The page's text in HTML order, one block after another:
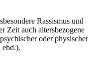
Rassismus und
Zeit auch altersbezogene
oder physischer